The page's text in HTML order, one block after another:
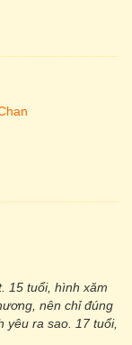
15 tuổi, hình xăm
nên chỉ đúng
yêu ra sao. 17 tuổi,